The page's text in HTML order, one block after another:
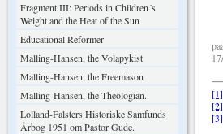
Fragment III: Periods in Children´s
Weight and the Heat of the Sun
Educational Reformer
Malling-Hansen, the Volapykist
Malling-Hansen, the Freemason
Malling-Hansen, the Theologian.
Lolland-Falsters Historiske Samfunds
Årbog 1951 om Pastor Gude.
[1]
[2]
[3]